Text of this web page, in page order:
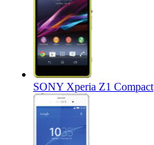
SONY Xperia Z1 Compact